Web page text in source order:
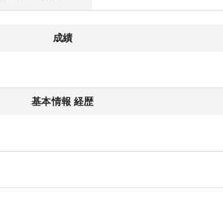
成績
基本情報 経歴